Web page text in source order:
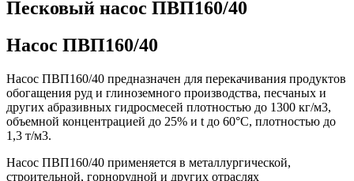
Песковый насос ПВП160/40
Насос ПВП160/40
Насос ПВП160/40 предназначен для перекачивания продуктов
обогащения руд и глиноземного производства, песчаных и
других абразивных гидросмесей плотностью до 1300 кг/м3,
объемной концентрацией до 25% и t до 60°С, плотностью до
1,3 т/м3.
Насос ПВП160/40 применяется в металлургической,
строительной, горнорудной и других отраслях